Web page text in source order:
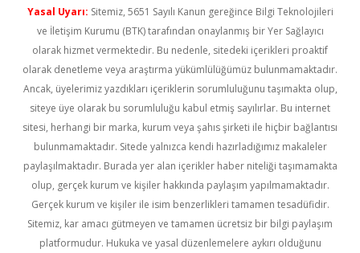
Yasal Uyarı: Sitemiz, 5651 Sayılı Kanun gereğince Bilgi Teknolojileri
ve İletişim Kurumu (BTK) tarafından onaylanmış bir Yer Sağlayıcı
olarak hizmet vermektedir. Bu nedenle, sitedeki içerikleri proaktif
olarak denetleme veya araştırma yükümlülüğümüz bulunmamaktadır.
Ancak, üyelerimiz yazdıkları içeriklerin sorumluluğunu taşımakta olup,
siteye üye olarak bu sorumluluğu kabul etmiş sayılırlar. Bu internet
sitesi, herhangi bir marka, kurum veya şahıs şirketi ile hiçbir bağlantısı
bulunmamaktadır. Sitede yalnızca kendi hazırladığımız makaleler
paylaşılmaktadır. Burada yer alan içerikler haber niteliği taşımamakta
olup, gerçek kurum ve kişiler hakkında paylaşım yapılmamaktadır.
Gerçek kurum ve kişiler ile isim benzerlikleri tamamen tesadüfidir.
Sitemiz, kar amacı gütmeyen ve tamamen ücretsiz bir bilgi paylaşım
platformudur. Hukuka ve yasal düzenlemelere aykırı olduğunu